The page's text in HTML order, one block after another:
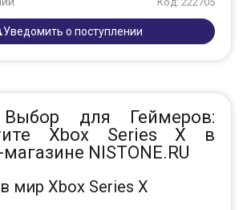
Уведомить о поступлении
для Геймеров:
Xbox Series X в
NISTONE.RU
мир Xbox Series X